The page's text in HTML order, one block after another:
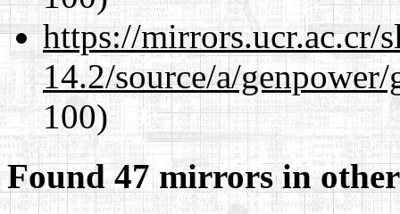
https://mirrors.ucr.ac.cr/
14.2/source/a/
100)
Found 47 mirrors in